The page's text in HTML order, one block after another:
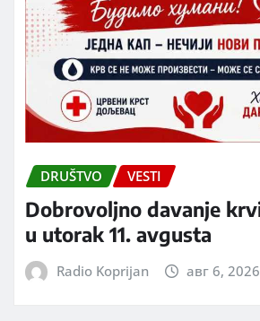
DRUŠTVO VESTI
Dobrovoljno davanje
u utorak 11. avgusta
Radio Koprijan авг 6, 2026